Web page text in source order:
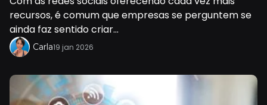
recursos, é comum que empresas se perguntem se
ainda faz sentido criar...
Carla19 jan 2026